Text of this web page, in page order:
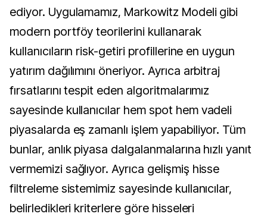
ediyor. Uygulamamız, Markowitz Modeli gibi
modern portföy teorilerini kullanarak
kullanıcıların risk-getiri profillerine en uygun
yatırım dağılımını öneriyor. Ayrıca arbitraj
fırsatlarını tespit eden algoritmalarımız
sayesinde kullanıcılar hem spot hem vadeli
piyasalarda eş zamanlı işlem yapabiliyor. Tüm
bunlar, anlık piyasa dalgalanmalarına hızlı yanıt
vermemizi sağlıyor. Ayrıca gelişmiş hisse
filtreleme sistemimiz sayesinde kullanıcılar,
belirledikleri kriterlere göre hisseleri